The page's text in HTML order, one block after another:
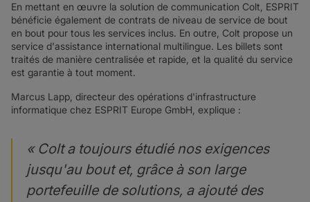
En mettant en œuvre la solution de communication Colt, ESPRIT
bénéficie également de contrats de niveau de service de bout
en bout pour tous les services inclus. En outre, Colt propose un
service d'assistance international multilingue. Les billets sont
traités de manière centralisée et rapide, et la qualité du service
est garantie à tout moment.
Marcus Lapp, directeur des opérations d'infrastructure
informatique chez ESPRIT Europe GmbH, explique :
« Colt a toujours étudié nos exigences
jusqu'au bout et, grâce à son large
portefeuille de solutions, a ajouté des